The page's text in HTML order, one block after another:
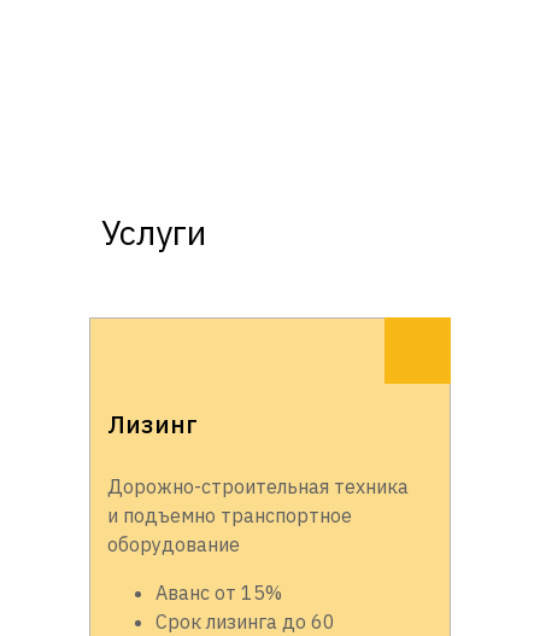
Услуги
Лизинг
Дорожно-строительная техника
и подъемно транспортное
оборудование
Аванс от 15%
Срок лизинга до 60